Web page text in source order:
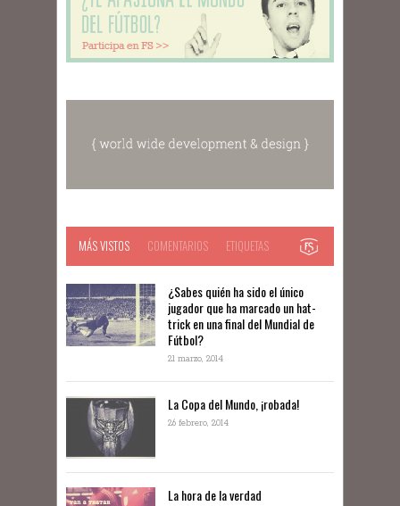
MÁS VISTOS COMENTARIOS ETIQUETAS
¿Sabes quién ha sido el único
jugador que ha marcado un hat-
trick en una final del Mundial de
Fútbol?
21 marzo, 2014
La Copa del Mundo, ¡robada!
26 febrero, 2014
La hora de la verdad